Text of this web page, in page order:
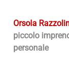
Orsola
piccolo
personale